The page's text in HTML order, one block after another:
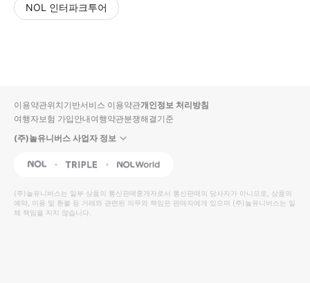
NOL 인터파크투어
입니
다.
높
은
순
동
영
상
순
상
이용약관위치기반서비스 이용약관개인정보 처리방침
여행자보험 가입안내여행약관분쟁해결기준
(주)놀유니버스 사업자 정보
NOL Triple Interpark Global
(주)놀유니버스는 일부 상품의 통신판매중개자로서 통신판매의 당사자가 아니므로, 상품의
예약, 이용 및 환불 등 거래와 관련된 의무와 책임은 판매자에게 있으며 (주)놀유니버스는 일
체 책임을 지지 않습니다.